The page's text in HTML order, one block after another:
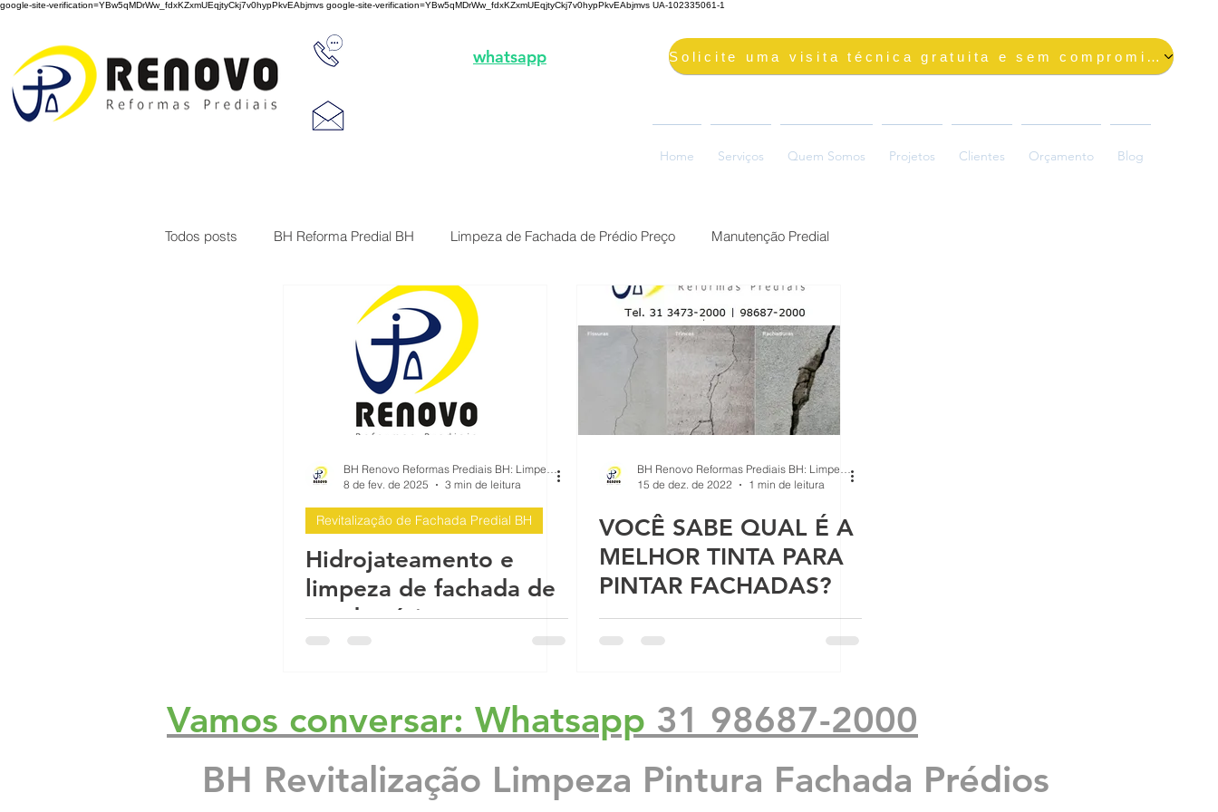
google-site-verification=YBw5qMDrWw_fdxKZxmUEqjtyCkj7v0hypPkvEAbjmvs google-site-verification=YBw5qMDrWw_fdxKZxmUEqjtyCkj7v0hypPkvEAbjmvs UA-102335061-1
whatsapp Solicite uma visita técnica gratuita e sem compromisso
Home Serviços Quem Somos Projetos Clientes Orçamento Blog
Todos posts BH Reforma Predial BH Limpeza de Fachada de Prédio Preço Manutenção Predial
Limpeza de Fachada de Prédio Preço Reforma Predial BH Serviço impermeabilização fachada
Serviço de impermeabilização de fac Brasil Belo Horizonte Solução Sika
O que é a fachada do prédio? A fach Reforma de Fachada Predial: Passo a
Proteção sol chuva pintura impermea Proteção sol chuva pintura impermea
Reforma e pintura de garagem de con Reformas Prédios Qual é a melhor época para pintar a
BH Renovo Reformas Prediais BH: Limpeza Manutenção Predial Fachada
8 de fev. de 2025
3 min de leitura
Revitalização de Fachada Predial BH
Hidrojateamento e
limpeza de fachada de
condomínio
BH Renovo Reformas Prediais BH: Limpeza Manutenção Predial Fachada
15 de dez. de 2022
1 min de leitura
VOCÊ SABE QUAL É A
MELHOR TINTA PARA
PINTAR FACHADAS?
Vamos conversar: Whatsapp 31 98687-2000
BH Revitalização Limpeza Pintura Fachada Prédios